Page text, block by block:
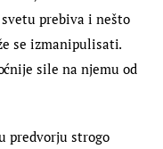
svetu prebiva i nešto
se izmanipulisati.
sile na njemu od
predvorju strogo